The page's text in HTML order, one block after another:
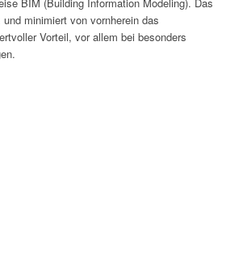
minimiert von vornherein das
Vorteil, vor allem bei besonders